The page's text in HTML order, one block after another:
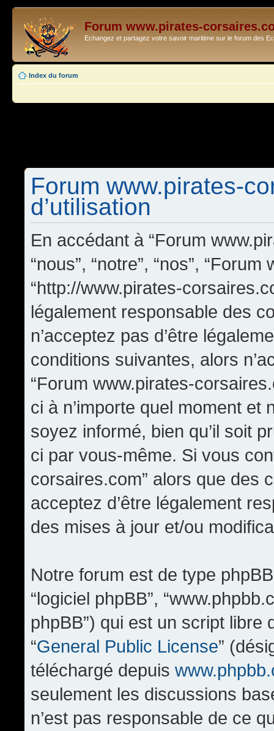
Forum www.pirates-
Echangez et partagez votre savoir maritime sur le forum des
Index du forum
Forum www.pirates-
d’utilisation
En accédant à “Forum
“nous”, “notre”, “nos”,
“http://www.pirates-
légalement responsable des
n’acceptez pas d’être
conditions suivantes, alors
“Forum www.pirates-
ci à n’importe quel moment
soyez informé, bien qu’il soit
ci par vous-même. Si vous
corsaires.com” alors que des
acceptez d’être légalement
des mises à jour et/ou
Notre forum est de type phpBB
“logiciel phpBB”,
phpBB”) qui est un script
“General Public License”
téléchargé depuis
seulement les discussions
n’est pas responsable de ce